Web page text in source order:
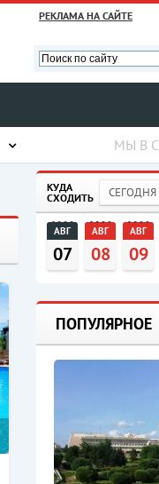
РЕКЛАМА НА САЙТЕ
МЫ В
КУДА
СХОДИТЬ
СЕГОДНЯ
АВГ
07
АВГ
08
АВГ
09
ПОПУЛЯРНОЕ